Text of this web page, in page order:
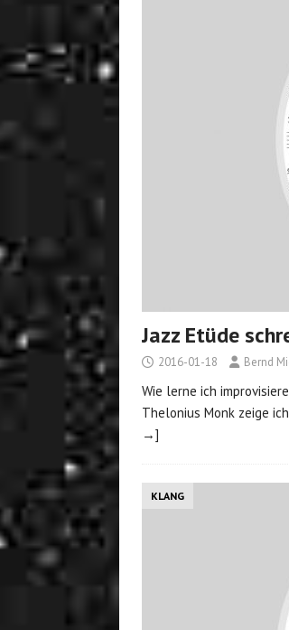
Jazz Etüde
2016-01-18 Bernd
Wie lerne ich
Thelonius Monk zeige
→]
KLANG